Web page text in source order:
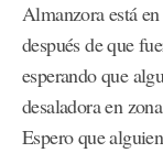
Almanzora está
después de que
esperando que
desaladora en
Espero que